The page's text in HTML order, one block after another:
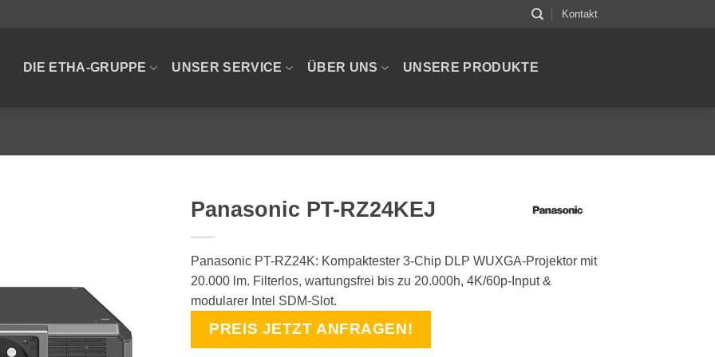
Kontakt
DIE ETHA-GRUPPE UNSER SERVICE ÜBER UNS UNSERE PRODUKTE
Panasonic PT-RZ24KEJ
Panasonic PT-RZ24K: Kompaktester 3-Chip DLP WUXGA-Projektor mit
20.000 lm. Filterlos, wartungsfrei bis zu 20.000h, 4K/60p-Input &
modularer Intel SDM-Slot.
PREIS JETZT ANFRAGEN!